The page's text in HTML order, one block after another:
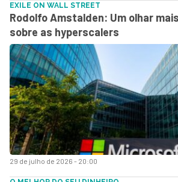
29 de julho de 2026 - 20:00
EXILE ON WALL STREET
Rodolfo Amstalden: Um olhar
sobre as hyperscalers